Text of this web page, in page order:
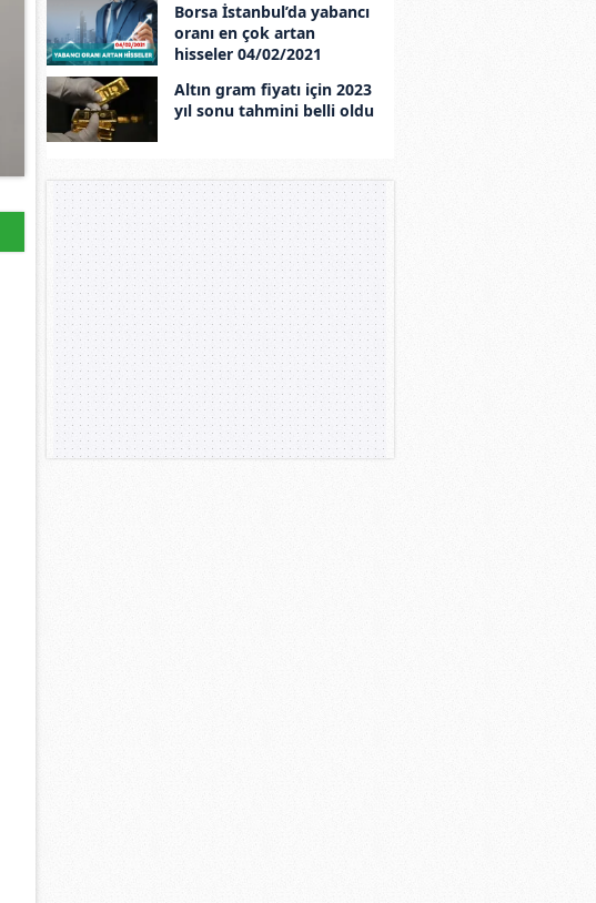
Borsa İstanbul’da yabancı
oranı en çok artan
hisseler 04/02/2021
Altın gram fiyatı için 2023
yıl sonu tahmini belli oldu